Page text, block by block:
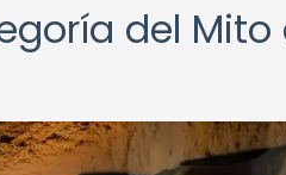
del Mito